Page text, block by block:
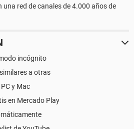
red de canales de 4.000 años de
incógnito
a otras
y Mac
en Mercado Play